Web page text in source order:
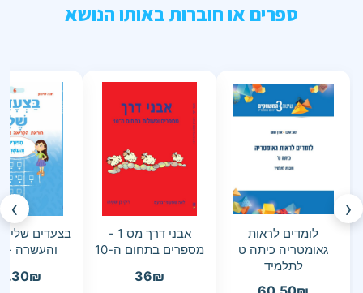
ספרים או חוברות באותו הנושא
‹
לומדים לראות
גאומטריה כיתה ט
לתלמיד
אבני דרך מס 1 -
מספרים בתחום ה-10
36₪
והעשרה -
₪
›